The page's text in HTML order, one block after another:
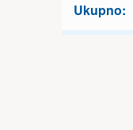
Ukupno: